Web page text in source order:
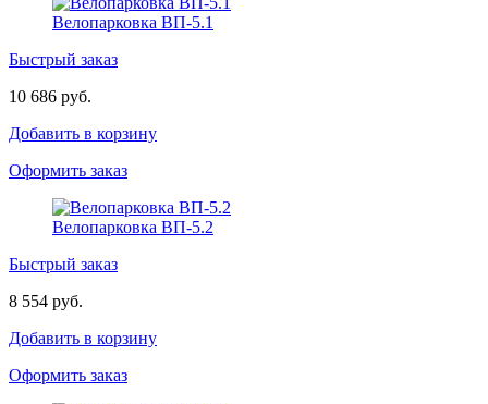
Велопарковка ВП-5.1
Быстрый заказ
10 686 руб.
Добавить в корзину
Оформить заказ
Велопарковка ВП-5.2
Быстрый заказ
8 554 руб.
Добавить в корзину
Оформить заказ